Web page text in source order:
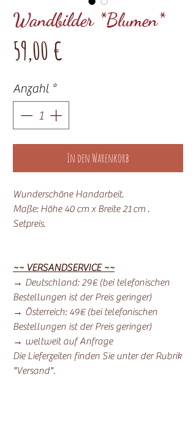
Wandbilder *Blumen*
59,00 €
Anzahl *
In den Warenkorb
Wunderschöne Handarbeit.
Maße: Höhe 40 cm x Breite 21 cm .
Setpreis.
~~ VERSANDSERVICE ~~
→ Deutschland: 29€ (bei telefonischen
Bestellungen ist der Preis geringer)
→ Österreich: 49€ (bei telefonischen
Bestellungen ist der Preis geringer)
→ weltweit auf Anfrage
Die Lieferzeiten finden Sie unter der Rubrik
"Versand".